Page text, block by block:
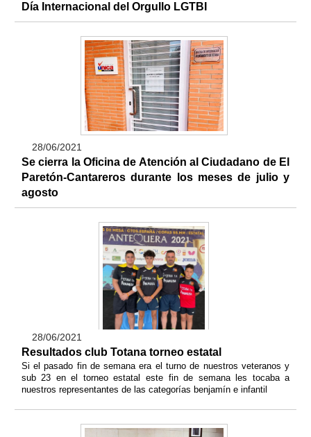
Día Internacional del Orgullo LGTBI
28/06/2021
Se cierra la Oficina de Atención al Ciudadano de El
Paretón-Cantareros durante los meses de julio y
agosto
28/06/2021
Resultados club Totana torneo estatal
Si el pasado fin de semana era el turno de nuestros veteranos y
sub 23 en el torneo estatal este fin de semana les tocaba a
nuestros representantes de las categorías benjamín e infantil